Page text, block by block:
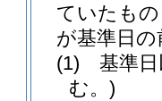
ていたも
が基準日
(1)
基準
む。)